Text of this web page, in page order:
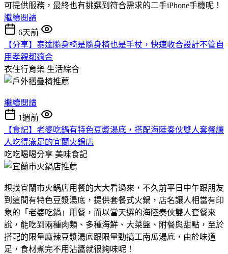
可提供服務，最終也有挑選到符合需求的二手iPhone手機呢！
繼續閱讀
6天前
【分享】泰達隨身椅是隨身椅也是手杖，快速收合設計不管自
用孝親都適合
衣住行育樂 生活綜合
繼續閱讀
1週前
【食記】老婆吃鍋有特色豆漿湯底，搭配海陸奏伙雙人套餐讓
人吃得滿足的宜蘭火鍋店
吃吃喝喝分享 美味食記
想找宜蘭市火鍋店用餐的大大看過來，不久前平日中午跟朋友
到這間有特色豆漿湯底，提供套餐式火鍋，店名讓人相當有印
象的「老婆吃鍋」用餐，而以當天選的海陸奏伙雙人套餐來
說，能吃到兩種肉類、多種海鮮、大菜盤、附餐與甜點，至於
搭配的限量麻辣豆漿湯底跟限量勁搞工南瓜湯底，由於味道
足，食材煮完不用沾醬就很夠味呢！